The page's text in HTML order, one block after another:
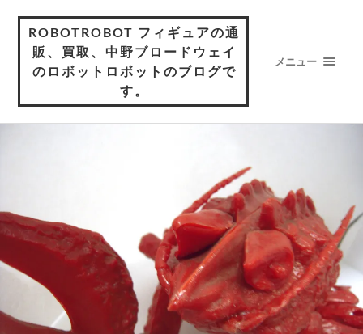
ROBOTROBOT フィギュアの通
販、買取、中野ブロードウェイ
のロボットロボットのブログで
す。
メニュー